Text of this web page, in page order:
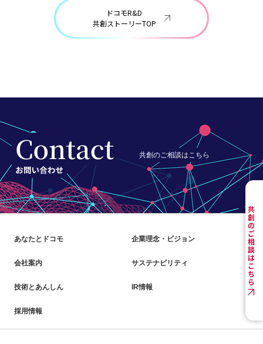
ドコモR&D
共創ストーリーTOP
共創のご相談はこちら
あなたとドコモ 企業理念・ビジョン
会社案内 サステナビリティ
技術とあんしん IR情報
採用情報